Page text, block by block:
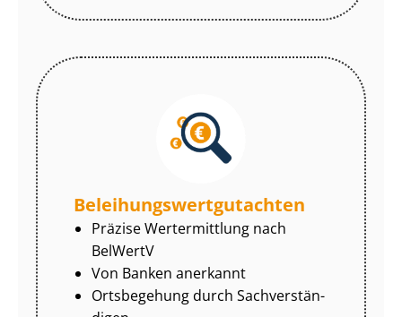
Be­lei­hungs­wert­gut­ach­ten
Präzise Wertermittlung nach
BelWertV
Von Banken anerkannt
Ortsbegehung durch Sach­ver­stän­